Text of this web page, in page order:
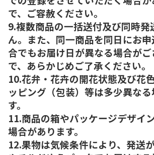
で、ご容赦ください。
9.複数商品の一括送付及び同時発
ん。また、同一商品を同日にお
合でもお届け日が異なる場合が
で、あらかじめご了承ください。
10.花弁・花卉の開花状態及び花
ッピング（包装）等は多少異な
す。
11.商品の箱やパッケージデザイ
場合があります。
12.果物は気候条件により、発送